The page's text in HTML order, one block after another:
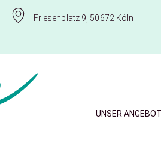
Friesenplatz 9, 50672 Köln
UNSER ANGEBOT